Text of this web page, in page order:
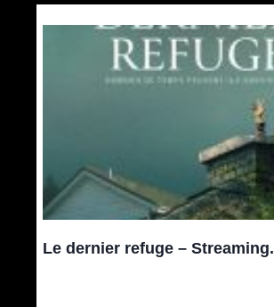
Le dernier refuge – Streaming.